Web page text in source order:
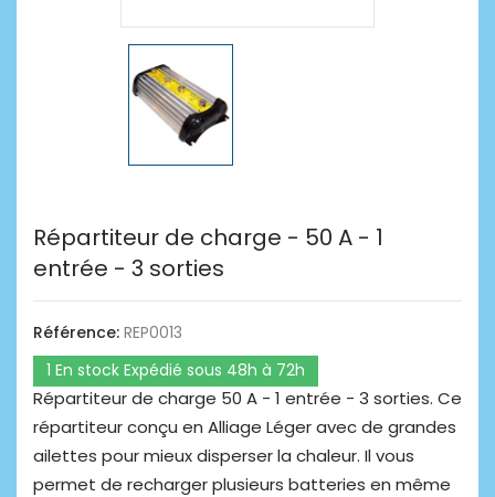
Répartiteur de charge - 50 A - 1
entrée - 3 sorties
Référence: REP0013
1 En stock Expédié sous 48h à 72h
Répartiteur de charge 50 A - 1 entrée - 3 sorties. Ce
répartiteur conçu en Alliage Léger avec de grandes
ailettes pour mieux disperser la chaleur. Il vous
permet de recharger plusieurs batteries en même